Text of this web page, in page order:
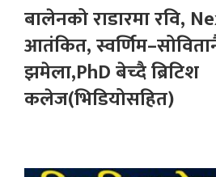
बालेनको राडारमा रवि,
आतंकित,
झमेला,PhD बेच्दै ब्रिटिश
कलेज(भिडियोसहित)